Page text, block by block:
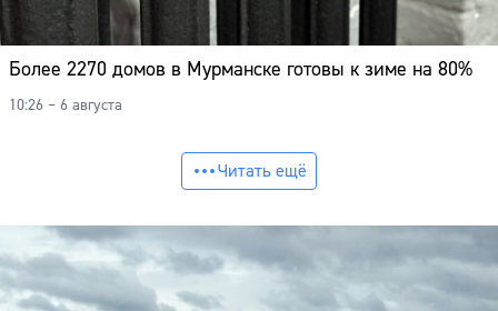
Более 2270 домов в Мурманске готовы к зиме на 80%
10:26 – 6 августа
Читать ещё